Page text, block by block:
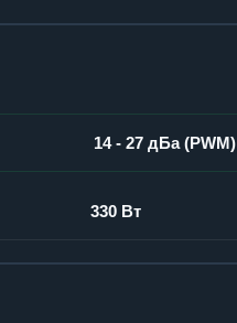
14 - 27 дБа (PWM)
330 Вт